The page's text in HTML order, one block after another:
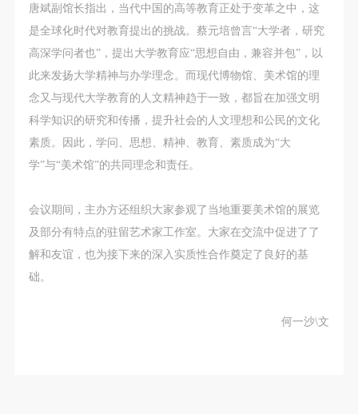
唐斌副馆长指出，当代中国的高等教育正处于变革之中，这
是全球化时代对教育提出的挑战。蔡元培曾言“大学者，研究
高深学问者也”，提出大学教育应“思想自由，兼容并包”，以
此来发扬大学精神与办学理念。而现代博物馆、美术馆的理
念又与现代大学教育的人文精神趋于一致，都旨在加强文明
科学知识的研究和传播，提升社会的人文理想和公民的文化
素质。因此，学问、思想、精神、教育、素质成为“大
学”与“美术馆”的共同理念和责任。
会议期间，主办方还组织大家参观了当地重要美术馆的展览
及部分有特点的驻留艺术家工作室。大家在交流中促进了了
解和友谊，也为接下来的深入实质性合作奠定了良好的基
础。
何一沙\文
第六条
参与活动者在参与活动时应当在美术馆工作人员及活
动导师、教师指导下进行，并正确的使用活动中所涉
及到的绘画工具、创作材料及配套设备、设施，若参
与者因个人原因在使用相应绘画工具、创作材料及配
套设备、设施造成个人受伤、伤害他人及造成相应工
具、材料、设备或设施的故障或损坏。参与活动者应
当承当相应的全部责任，并主动赔偿相应的经济损
事故的任何责任。
中央美术学院美术馆肖像权许可使用协议
根据《中华人民共和国广告法》、《中华人民共和国
民法通则》以及 最高人民法院关于贯彻执行 《中华
有关规定，为明确肖像许可方（甲方）和使用方（乙
第六条
参与活动者在参与活动时应当在美术馆工作人员及活
动导师、教师指导下进行，并正确的使用活动中所涉
及到的绘画工具、创作材料及配套设备、设施，若参
与者因个人原因在使用相应绘画工具、创作材料及配
套设备、设施造成个人受伤、伤害他人及造成相应工
具、材料、设备或设施的故障或损坏。参与活动者应
当承当相应的全部责任，并主动赔偿相应的经济损
事故的任何责任。
中央美术学院美术馆肖像权许可使用协议
根据《中华人民共和国广告法》、《中华人民共和国
民法通则》以及 最高人民法院关于贯彻执行 《中华
有关规定，为明确肖像许可方（甲方）和使用方（乙
第六条
参与活动者在参与活动时应当在美术馆工作人员及活
动导师、教师指导下进行，并正确的使用活动中所涉
及到的绘画工具、创作材料及配套设备、设施，若参
与者因个人原因在使用相应绘画工具、创作材料及配
套设备、设施造成个人受伤、伤害他人及造成相应工
具、材料、设备或设施的故障或损坏。参与活动者应
当承当相应的全部责任，并主动赔偿相应的经济损
事故的任何责任。
中央美术学院美术馆肖像权许可使用协议
根据《中华人民共和国广告法》、《中华人民共和国
民法通则》以及 最高人民法院关于贯彻执行 《中华
有关规定，为明确肖像许可方（甲方）和使用方（乙